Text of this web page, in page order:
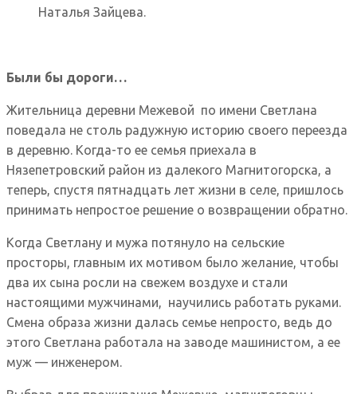
Наталья Зайцева.
Были бы дороги…
Жительница деревни Межевой по имени Светлана
поведала не столь радужную историю своего переезда
в деревню. Когда-то ее семья приехала в
Нязепетровский район из далекого Магнитогорска, а
теперь, спустя пятнадцать лет жизни в селе, пришлось
принимать непростое решение о возвращении обратно.
Когда Светлану и мужа потянуло на сельские
просторы, главным их мотивом было желание, чтобы
два их сына росли на свежем воздухе и стали
настоящими мужчинами, научились работать руками.
Смена образа жизни далась семье непросто, ведь до
этого Светлана работала на заводе машинистом, а ее
муж — инженером.